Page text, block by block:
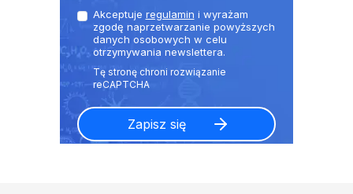
Akceptuje regulamin i wyrażam
zgodę naprzetwarzanie powyższych
danych osobowych w celu
otrzymywania newslettera.